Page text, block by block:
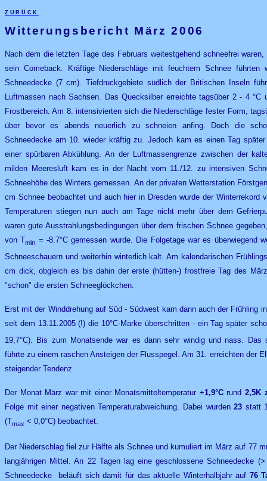
zurück
Witterungsbericht März 2006
Nach dem die letzten Tage des Februars weitestgehend schneefrei
sein Comeback. Kräftige Niederschläge mit feuchtem Schnee führten
Schneedecke (7 cm). Tiefdruckgebiete südlich der Britischen Inseln
Luftmassen nach Sachsen. Das Quecksilber erreichte tagsüber 2 - 4
Frostbereich. Am 8. intensivierten sich die Niederschläge fester Form,
über bevor es abends neuerlich zu schneien anfing. Doch die
Schneedecke am 10. wieder kräftig zu. Jedoch kam es einen Tag
einer spürbaren Abkühlung. An der Luftmassengrenze zwischen der
milden Meeresluft kam es in der Nacht vom 11./12. zu intensiven
Schneehöhe des Winters gemessen. An der privaten Wetterstation
cm Schnee beobachtet und auch hier in Dresden wurde der
Temperaturen stiegen nun auch am Tage nicht mehr über dem
waren gute Ausstrahlungsbedingungen über dem frischen Schnee
von Tmin = -8.7°C gemessen wurde. Die Folgetage war es überwiegend
Schneeschauern und weiterhin winterlich kalt. Am kalendarischen
cm dick, obgleich es bis dahin der erste (hütten-) frostfreie Tag des
"schon" die ersten Schneeglöckchen.
Erst mit der Winddrehung auf Süd - Südwest kam dann auch der Frühling
seit dem 13.11.2005 (!) die 10°C-Marke überschritten - ein Tag später
19,7°C). Bis zum Monatsende war es dann sehr windig und nass. Das
führte zu einem raschen Ansteigen der Flusspegel. Am 31. erreichten der
steigender Tendenz.
Der Monat März warmit einer Monatsmitteltemperatur +1,9°Crund2,5K
Folge mit einer negativen Temperaturabweichung. Dabei wurden23 statt
(Tmax < 0,0°C) beobachtet.
Der Niederschlag fiel zur Hälfte als Schnee und kumuliert im März auf 77
langjährigen Mittel. An 22 Tagen lag eine geschlossene Schneedecke
Schneedecke beläuft sich damit für das aktuelle Winterhalbjahr auf 76